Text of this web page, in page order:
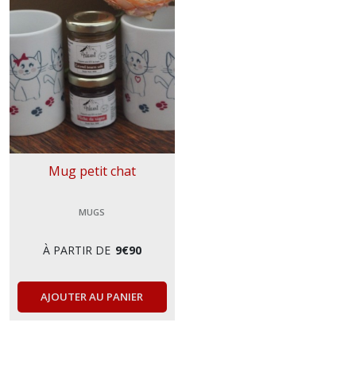
Mug petit chat
MUGS
À PARTIR DE 9€90
AJOUTER AU PANIER